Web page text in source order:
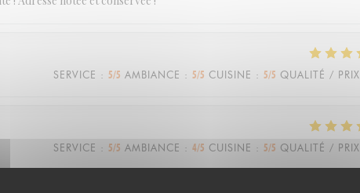
SERVICE : 5/5 AMBIANCE : 5/5 CUISINE : 5/5 QUALITÉ / PRIX
SERVICE : 5/5 AMBIANCE : 4/5 CUISINE : 5/5 QUALITÉ / PRIX